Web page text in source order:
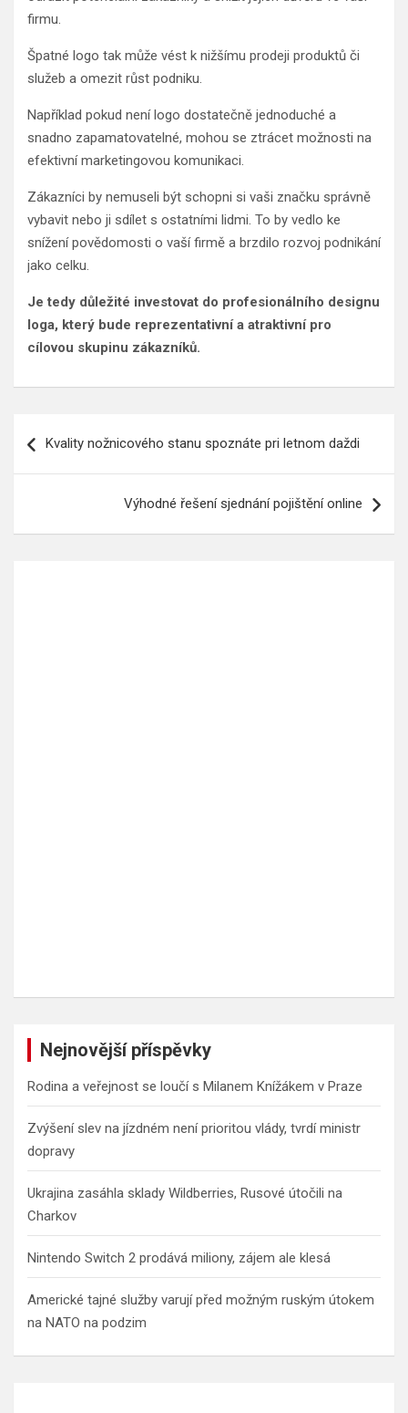
firmu.
Špatné logo tak může vést k nižšímu prodeji produktů či
služeb a omezit růst podniku.
Například pokud není logo dostatečně jednoduché a
snadno zapamatovatelné, mohou se ztrácet možnosti na
efektivní marketingovou komunikaci.
Zákazníci by nemuseli být schopni si vaši značku správně
vybavit nebo ji sdílet s ostatními lidmi. To by vedlo ke
snížení povědomosti o vaší firmě a brzdilo rozvoj podnikání
jako celku.
Je tedy důležité investovat do profesionálního designu
loga, který bude reprezentativní a atraktivní pro
cílovou skupinu zákazníků.
proKvality nožnicového stanu spoznáte pri letnom daždi
Výhodné řešení sjednání pojištění online
Nejnovější příspěvky
Rodina a veřejnost se loučí s Milanem Knížákem v Praze
Zvýšení slev na jízdném není prioritou vlády, tvrdí ministr
dopravy
Ukrajina zasáhla sklady Wildberries, Rusové útočili na
Charkov
Nintendo Switch 2 prodává miliony, zájem ale klesá
Americké tajné služby varují před možným ruským útokem
na NATO na podzim